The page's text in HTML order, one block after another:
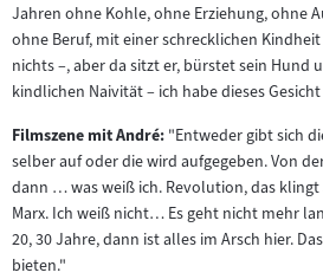
Jahren ohne Kohle, ohne Erziehung, ohne
ohne Beruf, mit einer schrecklichen
nichts –, aber da sitzt er, bürstet sein Hund
kindlichen Naivität – ich habe dieses
Filmszene mit André: "Entweder gibt sich
selber auf oder die wird aufgegeben. Von
dann … was weiß ich. Revolution, das
Marx. Ich weiß nicht… Es geht nicht mehr
20, 30 Jahre, dann ist alles im Arsch hier.
bieten."